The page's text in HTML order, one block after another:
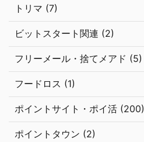
トリマ (7)
ビットスタート関連 (2)
フリーメール・捨てメアド (5)
フードロス (1)
ポイントサイト・ポイ活 (200)
ポイントタウン (2)